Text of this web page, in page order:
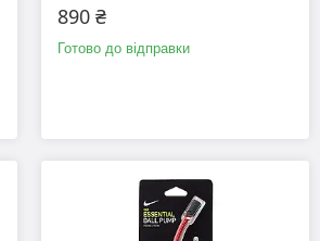
890 ₴
Готово до відправки